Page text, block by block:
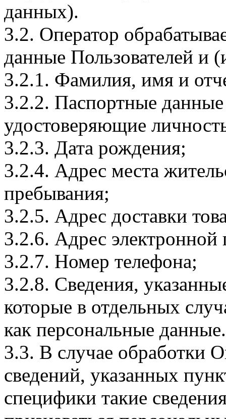
данных).
3.2. Оператор
данные Пользователей и
3.2.1. Фамилия, имя и
3.2.2. Паспортные
удостоверяющие
3.2.3. Дата рождения;
3.2.4. Адрес места
пребывания;
3.2.5. Адрес доставки
3.2.6. Адрес электронной
3.2.7. Номер телефона;
3.2.8. Сведения,
которые в отдельных
как персональные данные.
3.3. В случае обработки
сведений, указанных
специфики такие